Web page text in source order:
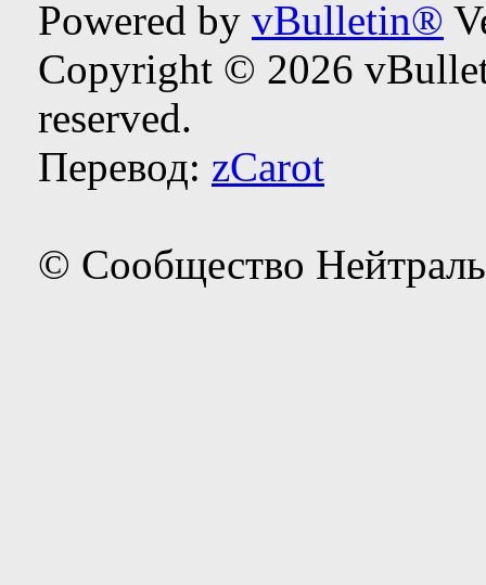
Powered by vBulletin®
Copyright © 2026
reserved.
Перевод: zCarot
© Сообщество